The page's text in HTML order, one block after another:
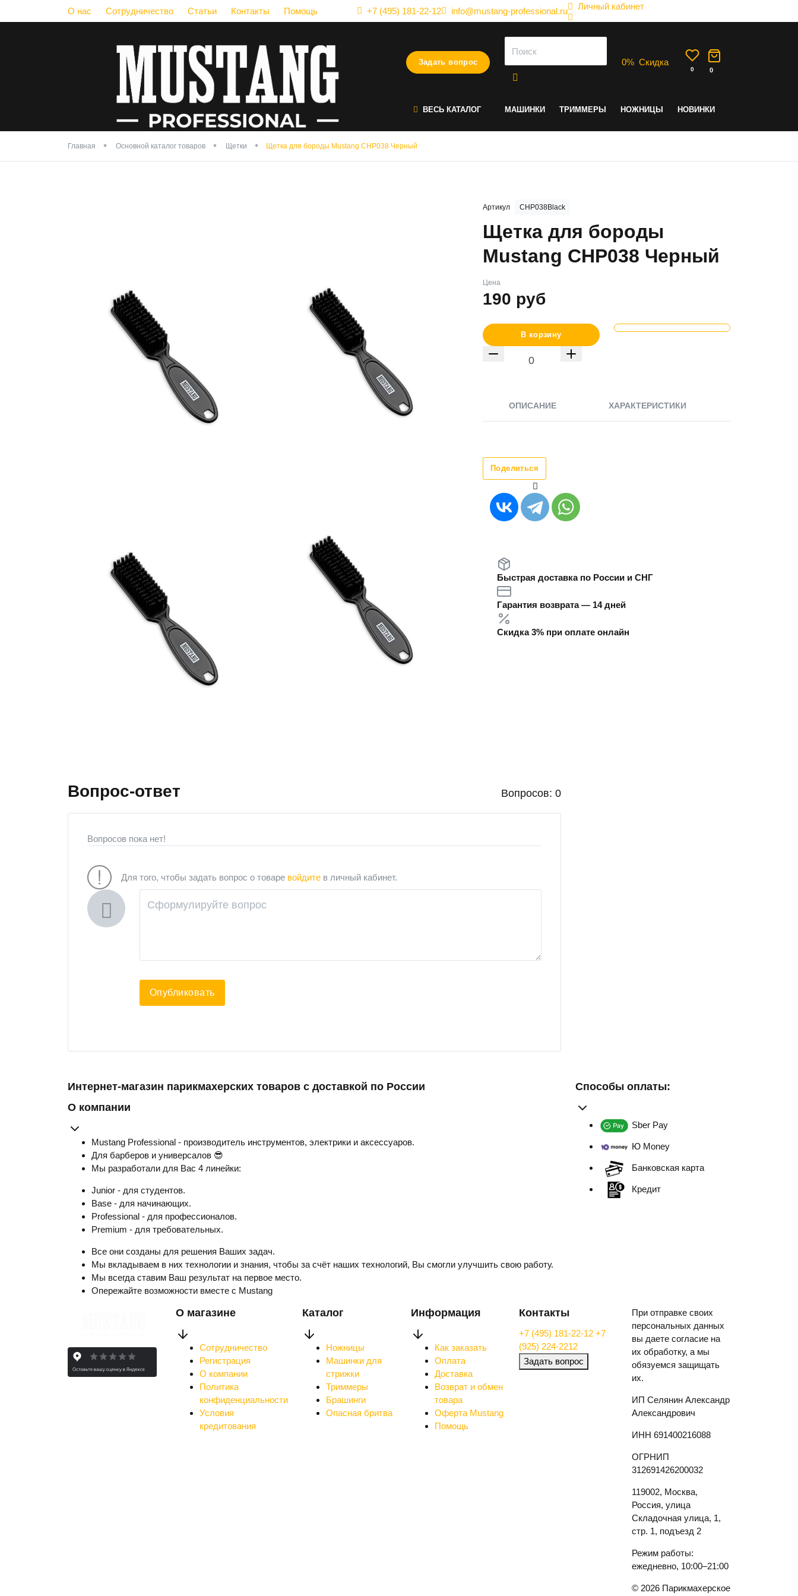
О нас Сотрудничество Статьи Контакты Помощь +7 (495) 181-22-12 info@mustang-professional.ru Личный кабинет
Задать вопрос 0% Скидка
0 0
ВЕСЬ КАТАЛОГ МАШИНКИ ТРИММЕРЫ НОЖНИЦЫ НОВИНКИ
Главная Основной каталог товаров Щетки Щетка для бороды Mustang CHP038 Черный
Артикул CHP038Black
Щетка для бороды
Mustang CHP038 Черный
Цена
190 руб
В корзину
ОПИСАНИЕ ХАРАКТЕРИСТИКИ
Поделиться
Быстрая доставка по России и СНГ
Гарантия возврата — 14 дней
Скидка 3% при оплате онлайн
Вопрос-ответ Вопросов: 0
Вопросов пока нет!
Для того, чтобы задать вопрос о товаре войдите в личный кабинет.
Опубликовать
Интернет-магазин парикмахерских товаров с доставкой по России
О компании
Mustang Professional - производитель инструментов, электрики и аксессуаров.
Для барберов и универсалов 😎
Мы разработали для Вас 4 линейки:
Junior - для студентов.
Base - для начинающих.
Professional - для профессионалов.
Premium - для требовательных.
Все они созданы для решения Ваших задач.
Мы вкладываем в них технологии и знания, чтобы за счёт наших технологий, Вы смогли улучшить свою работу.
Мы всегда ставим Ваш результат на первое место.
Опережайте возможности вместе с Mustang
Способы оплаты:
Sber Pay
Ю Money
Банковская карта
Кредит
О магазине
Сотрудничество
Регистрация
О компании
Политика
конфиденциальности
Условия
кредитования
Каталог
Ножницы
Машинки для
стрижки
Триммеры
Брашинги
Опасная бритва
Информация
Как заказать
Оплата
Доставка
Возврат и обмен
товара
Оферта Mustang
Помощь
Контакты
+7 (495) 181-22-12 +7
(925) 224-2212
Задать вопрос
При отправке своих
персональных данных
вы даете согласие на
их обработку, а мы
обязуемся защищать
их.
ИП Селянин Александр
Александрович
ИНН 691400216088
ОГРНИП
312691426200032
119002, Москва,
Россия, улица
Складочная улица, 1,
стр. 1, подъезд 2
Режим работы:
ежедневно, 10:00–21:00
© 2026 Парикмахерское